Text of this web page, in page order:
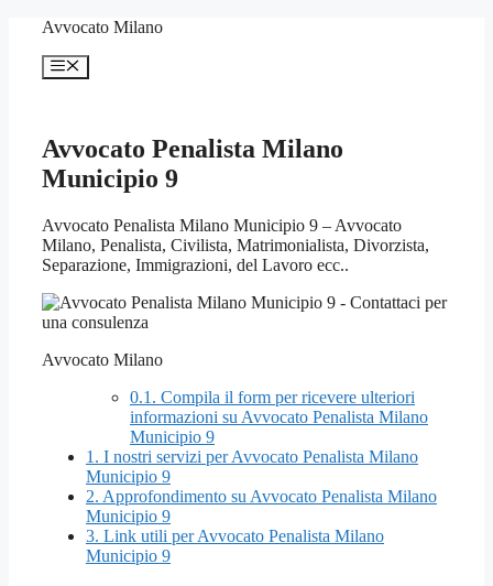
contenuto
Avvocato Milano
Menu
Avvocato Penalista Milano
Municipio 9
Avvocato Penalista Milano Municipio 9 – Avvocato
Milano, Penalista, Civilista, Matrimonialista, Divorzista,
Separazione, Immigrazioni, del Lavoro ecc..
Avvocato Milano
0.1. Compila il form per ricevere ulteriori
informazioni su Avvocato Penalista Milano
Municipio 9
1. I nostri servizi per Avvocato Penalista Milano
Municipio 9
2. Approfondimento su Avvocato Penalista Milano
Municipio 9
3. Link utili per Avvocato Penalista Milano
Municipio 9